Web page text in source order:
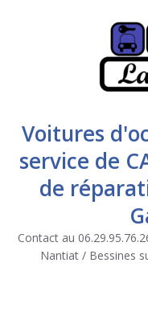
Voitures
service de
de
Contact au
Nantiat / Bessines